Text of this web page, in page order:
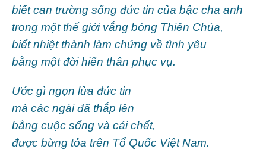
biết can trường sống đức tin của bậc cha anh
trong một thế giới vắng bóng Thiên Chúa,
biết nhiệt thành làm chứng về tình yêu
bằng một đời hiến thân phục vụ.
Ước gì ngọn lửa đức tin
mà các ngài đã thắp lên
bằng cuộc sống và cái chết,
được bừng tỏa trên Tổ Quốc Việt Nam.